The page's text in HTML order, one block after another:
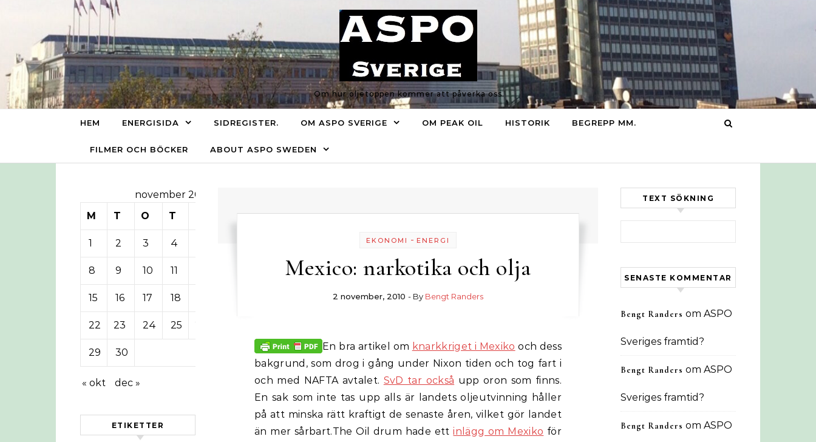
Skip to content
Om hur oljetoppen kommer att påverka oss
HEM ENERGISIDA SIDREGISTER. OM ASPO SVERIGE OM PEAK OIL HISTORIK BEGREPP MM.
FILMER OCH BÖCKER ABOUT ASPO SWEDEN
november 2010
M
T O T S
1 2 3 4
8 9 10 11
15 16 17 18
22 23 24 25 26
29 30
« okt dec »
ETIKETTER
EKONOMI - ENERGI
Mexico: narkotika och olja
2 november, 2010 - By Bengt Randers
En bra artikel om knarkkriget i Mexiko och dess
bakgrund, som drog i gång under Nixon tiden och tog fart i
och med NAFTA avtalet. SvD tar också upp oron som finns.
En sak som inte tas upp alls är landets oljeutvinning håller
på att minska rätt kraftigt de senaste åren, vilket gör landet
än mer sårbart.The Oil drum hade ettinlägg om Mexiko för
TEXT SÖKNING
SENASTE KOMMENTAR
Bengt Randers om ASPO
Sveriges framtid?
Bengt Randers om ASPO
Sveriges framtid?
Bengt Randers om ASPO